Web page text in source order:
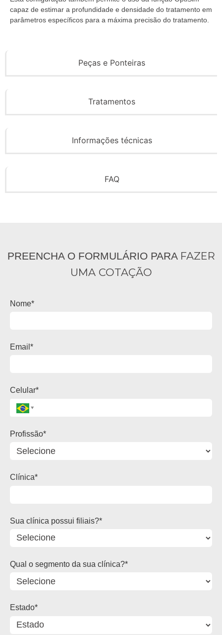
Peças e Ponteiras
Tratamentos
Informações técnicas
FAQ
capaz de estimar a profundidade e densidade do tratamento em
parâmetros específicos para a máxima precisão do tratamento.
PREENCHA O FORMULÁRIO PARA FAZER
UMA COTAÇÃO
Nome*
Email*
Celular*
Profissão*
Clínica*
Sua clínica possui filiais?*
Qual o segmento da sua clínica?*
Estado*